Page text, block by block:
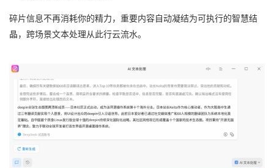
碎片信息不再消耗你的精力，重要内容自动凝结为可执行的智慧结
晶，跨场景文本处理从此行云流水。